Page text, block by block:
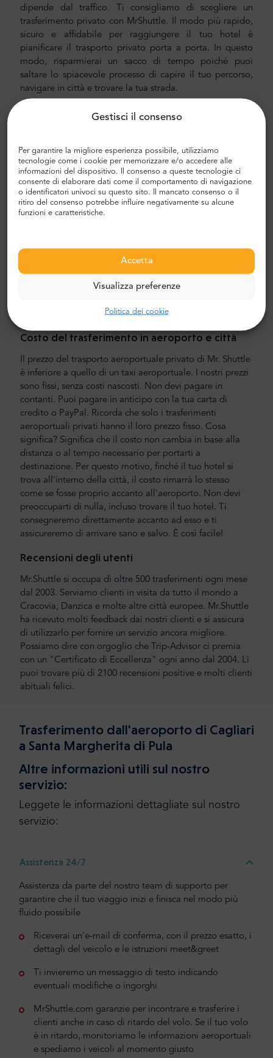
Gestisci il consenso
Per garantire la migliore esperienza possibile, utilizziamo
tecnologie come i cookie per memorizzare e/o accedere alle
informazioni del dispositivo. Il consenso a queste tecnologie ci
consente di elaborare dati come il comportamento di navigazione
o identificatori univoci su questo sito. Il mancato consenso o il
ritiro del consenso potrebbe influire negativamente su alcune
funzioni e caratteristiche.
Accetta
Visualizza preferenze
Politica dei cookie
dipende dal traffico. Ti consigliamo di scegliere un
trasferimento privato con MrShuttle. Il modo più rapido,
sicuro e affidabile per raggiungere il tuo hotel è
pianificare il trasporto privato porta a porta. In questo
modo, risparmierai un sacco di tempo poiché puoi
saltare lo spiacevole processo di capire il tuo percorso,
navigare in città e trovare la tua strada.
Servizio notturno
nelle ore notturne, ovvero dalle 22:00 alle 06:00, ti verrà
addebitatoun supplemento di 10 EUR. Non dimenticare
di aggiungere questa tassa durante il processo di
prenotazione.
Trasferimento aeroporto e città
conveniente? Prenotane uno con Mr.Shuttle, una sceltadi
tra gli utenti di Trip-Advisor. Offriamo il
trasporto porta a porta in auto, minivan e minibus nuovi,
moderni, confortevoli e con aria condizionata. Il nostro
parlano fluentemente inglese.
Costo del trasferimento in aeroporto e città
Il prezzo del trasporto aeroportuale privato di Mr. Shuttle
è inferiore a quello di un taxi aeroportuale. I nostri prezzi
sono fissi, senza costi nascosti. Non devi pagare in
contanti. Puoi pagare in anticipo con la tua carta di
credito o PayPal. Ricorda che solo i trasferimenti
aeroportuali privati hanno il loro prezzo fisso. Cosa
significa? Significa che il costo non cambia in base alla
distanza o al tempo necessario per portarti a
destinazione. Per questo motivo, finché il tuo hotel si
trova all'interno della città, il costo rimarrà lo stesso
come se fosse proprio accanto all'aeroporto. Non devi
preoccuparti di nulla, incluso trovare il tuo hotel. Ti
consegneremo direttamente accanto ad esso e ti
assicureremo di arrivare sano e salvo. È così facile!
Recensioni degli utenti
Mr.Shuttle si occupa di oltre 500 trasferimenti ogni mese
dal 2003. Serviamo clienti in visita da tutto il mondo a
Cracovia, Danzica e molte altre città europee. Mr.Shuttle
ha ricevuto molti feedback dai nostri clienti e si assicura
di utilizzarlo per fornire un servizio ancora migliore.
Possiamo dire con orgoglio che Trip-Advisor ci premia
con un "Certificato di Eccellenza" ogni anno dal 2004. Lì
puoi trovare più di 2100 recensioni positive e molti clienti
abituali felici.
Trasferimento dall'aeroporto di Cagliari
a Santa Margherita di Pula
Altre informazioni utili sul nostro
servizio:
Leggete le informazioni dettagliate sul nostro
servizio:
Assistenza 24/7
Assistenza da parte del nostro team di supporto per
garantire che il tuo viaggio inizi e finisca nel modo più
fluido possibile
Riceverai un'e-mail di conferma, con il prezzo esatto, i
dettagli del veicolo e le istruzioni meet&greet
Ti invieremo un messaggio di testo indicando
eventuali modifiche o ingorghi
MrShuttle.com garanzie per incontrare e trasferire i
clienti anche in caso di ritardo del volo. Se il tuo volo
è in ritardo, monitoriamo le informazioni aeroportuali
e spediamo i veicoli al momento giusto